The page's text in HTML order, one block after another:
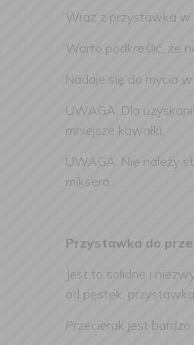
Wraz z przystawka w
Warto podkreślić, że
Nadaje się do mycia
UWAGA: Dla
mniejsze kawałki.
UWAGA: Nie należy
miksera.
Przystawka do
Jest to solidne i
od pestek,
Przecierak jest